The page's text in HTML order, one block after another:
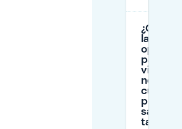
¿Cuál es
la mejor
opción
para una
visita
nocturna
cuando
puedas
salir
tarde?